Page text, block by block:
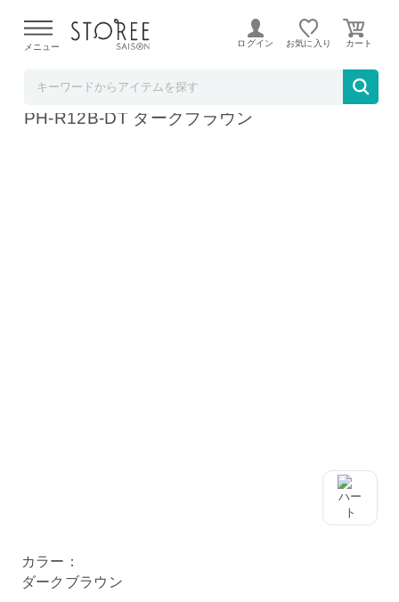
よる配送遅延が発生しております。
メニュー ログイン お気に入り
アイリスオーヤマ ぐるポカパネルヒーター A
PH-R12B-DT ダークブラウン
カラー：
ダークブラウン